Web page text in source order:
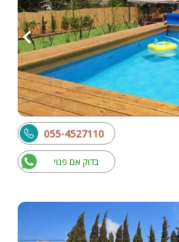
בדוק אם פנוי
055-4527110